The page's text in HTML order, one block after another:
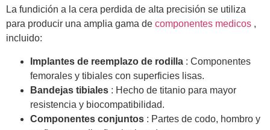
La fundición a la cera perdida de alta precisión se utiliza
para producir una amplia gama de componentes medicos ,
incluido:
Implantes de reemplazo de rodilla : Componentes
femorales y tibiales con superficies lisas.
Bandejas tibiales : Hecho de titanio para mayor
resistencia y biocompatibilidad.
Componentes conjuntos : Partes de codo, hombro y